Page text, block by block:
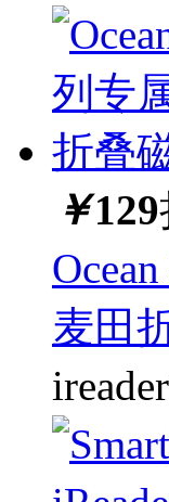
￥129
麦田